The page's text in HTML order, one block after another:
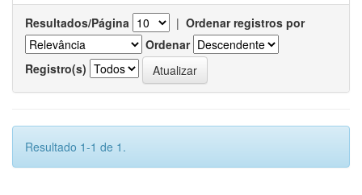
Resultados/Página | Ordenar registros por
Ordenar
Registro(s)
Resultado 1-1 de 1.